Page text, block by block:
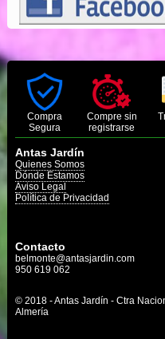
Compra
Segura
Compre sin
registrarse
Antas Jardín
Quienes Somos
Dónde Estamos
Aviso Legal
Política de Privacidad
Contacto
belmonte@antasjardin.com
950 619 062
© 2018 - Antas Jardín - Ctra
Almería